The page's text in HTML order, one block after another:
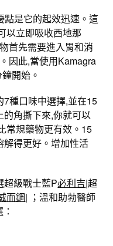
點是它的起效迅速。這
以立即吸收西地那
首先需要進入胃和消
因此,當使用Kamagra
開始。
7種口味中選擇,並在15
角撕下來,你就可以
常規藥物更有效。15
得更好。增加性活
超級戰士藍P必利吉|超
而鋼| ；溫和助勃醫師